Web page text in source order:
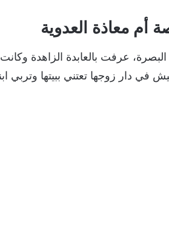
أم معاذة العدوية
عرفت بالعابدة الزاهدة وكانت
دار زوجها تعتني ببيتها وتربي